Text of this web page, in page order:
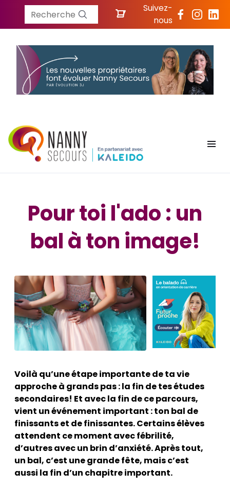
Recherche
Suivez-
nous
Pour toi l'ado : un
bal à ton image!
Voilà qu’une étape importante de ta vie
approche à grands pas : la fin de tes études
secondaires! Et avec la fin de ce parcours,
vient un événement important : ton bal de
finissants et de finissantes. Certains élèves
attendent ce moment avec fébrilité,
d’autres avec un brin d’anxiété. Après tout,
un bal, c’est une grande fête, mais c’est
aussi la fin d’un chapitre important.